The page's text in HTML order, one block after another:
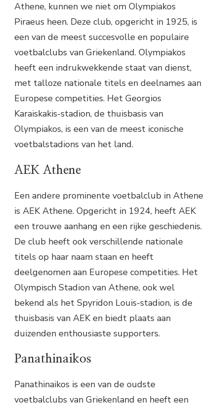
Athene, kunnen we niet om Olympiakos
Piraeus heen. Deze club, opgericht in 1925, is
een van de meest succesvolle en populaire
voetbalclubs van Griekenland. Olympiakos
heeft een indrukwekkende staat van dienst,
met talloze nationale titels en deelnames aan
Europese competities. Het Georgios
Karaiskakis-stadion, de thuisbasis van
Olympiakos, is een van de meest iconische
voetbalstadions van het land.
AEK Athene
Een andere prominente voetbalclub in Athene
is AEK Athene. Opgericht in 1924, heeft AEK
een trouwe aanhang en een rijke geschiedenis.
De club heeft ook verschillende nationale
titels op haar naam staan en heeft
deelgenomen aan Europese competities. Het
Olympisch Stadion van Athene, ook wel
bekend als het Spyridon Louis-stadion, is de
thuisbasis van AEK en biedt plaats aan
duizenden enthousiaste supporters.
Panathinaikos
Panathinaikos is een van de oudste
voetbalclubs van Griekenland en heeft een